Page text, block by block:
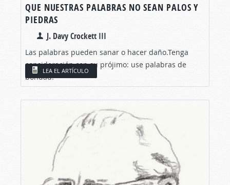
QUE NUESTRAS PALABRAS NO SEAN PALOS Y
PIEDRAS
J. Davy Crockett III
Las palabras pueden sanar o hacer daño.Tenga
consideración con su prójimo: use palabras de
bondad.
LEA EL ARTÍCULO